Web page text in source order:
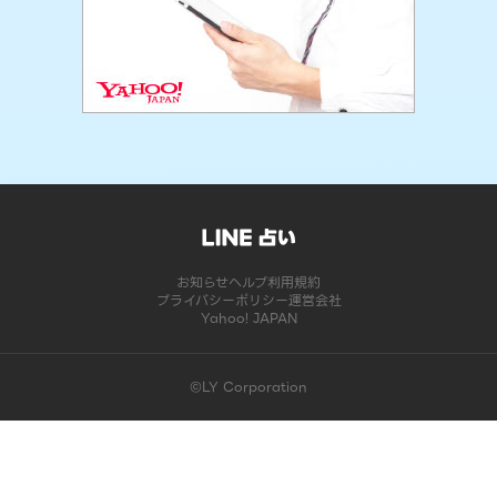
お知らせヘルプ利用規約
プライバシーポリシー運営会社
Yahoo! JAPAN
©LY Corporation
このコンテンツは掲載が終了しました | LINE占い